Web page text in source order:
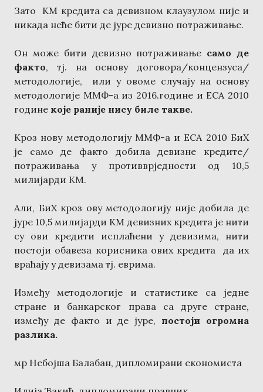
Зато КМ кредита са девизном клаузулом није и
никада неће бити де јуре девизно потраживање.
Он може бити девизно потраживање само де
факто, тј. на основу договора/концензуса/
методологије, или у овоме случају на основу
методологије ММФ-а из 2016.године и ЕСА 2010
године које раније нису биле такве.
Кроз нову методологију ММФ-а и ЕСА 2010 БиХ
је само де факто добила девизне кредите/
потраживања у противврједности од 10,5
милијарди КМ.
Али, БиХ кроз ову методологију није добила де
јуре 10,5 милијарди КМ девизних кредита је нити
су ови кредити исплаћени у девизима, нити
постоји обавеза корисника ових кредита да их
враћају у девизама тј. еврима.
Између методологије и статистике са једне
стране и банкарског права са друге стране,
између де факто и де јуре, постоји огромна
разлика.
мр Небојша Балабан, дипломирани економиста